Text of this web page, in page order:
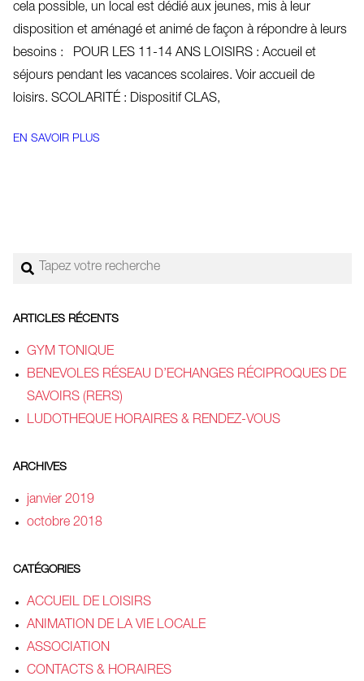
cela possible, un local est dédié aux jeunes, mis à leur
disposition et aménagé et animé de façon à répondre à leurs
besoins : POUR LES 11-14 ANS LOISIRS : Accueil et
séjours pendant les vacances scolaires. Voir accueil de
loisirs. SCOLARITÉ : Dispositif CLAS,
EN SAVOIR PLUS
Rechercher
ARTICLES RÉCENTS
GYM TONIQUE
BENEVOLES RÉSEAU D’ECHANGES RÉCIPROQUES DE
SAVOIRS (RERS)
LUDOTHEQUE HORAIRES & RENDEZ-VOUS
ARCHIVES
janvier 2019
octobre 2018
CATÉGORIES
ACCUEIL DE LOISIRS
ANIMATION DE LA VIE LOCALE
ASSOCIATION
CONTACTS & HORAIRES